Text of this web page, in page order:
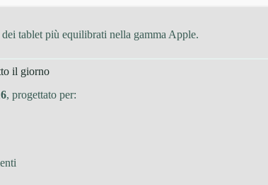
tablet più equilibrati nella gamma Apple.
il giorno
, progettato per: